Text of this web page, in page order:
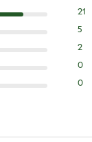
21
5
2
0
0